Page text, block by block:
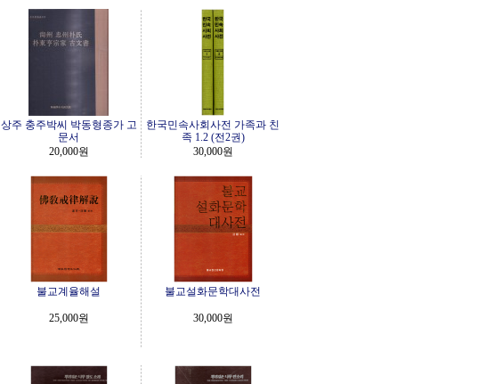
상주 충주박씨 박동형종가 고
문서
20,000원
한국민속사회사전 가족과 친
족 1.2 (전2권)
30,000원
불교계율해설
25,000원
불교설화문학대사전
30,000원